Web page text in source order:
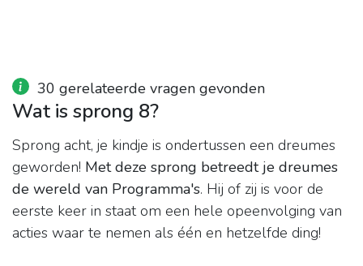
30 gerelateerde vragen gevonden
Wat is sprong 8?
Sprong acht, je kindje is ondertussen een dreumes
geworden! Met deze sprong betreedt je dreumes
de wereld van Programma's. Hij of zij is voor de
eerste keer in staat om een hele opeenvolging van
acties waar te nemen als één en hetzelfde ding!